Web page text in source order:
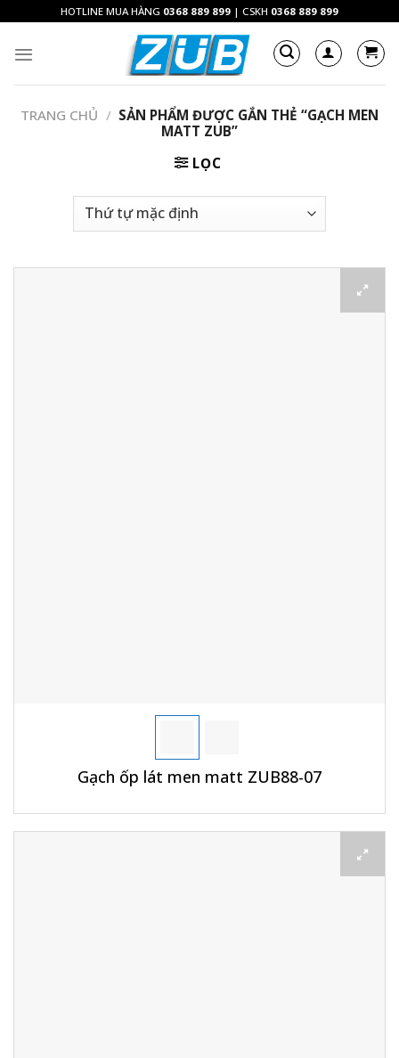
content
HOTLINE MUA HÀNG 0368 889 899 | CSKH 0368 889 899
TRANG CHỦ / SẢN PHẨM ĐƯỢC GẮN THẺ “GẠCH MEN
MATT ZUB”
LỌC
Gạch ốp lát men matt ZUB88-07